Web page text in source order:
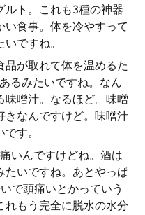
ルト。これも3種の神器
い食事。体を冷やすって
ですね。
が取れて体を温めるた
るみたいですね。なん
味噌汁。なるほど。味噌
きなんですけど。味噌汁
す。
いんですけどね。酒は
たいですね。あとやっぱ
で頭痛いとかっていう
れもう完全に脱水の水分